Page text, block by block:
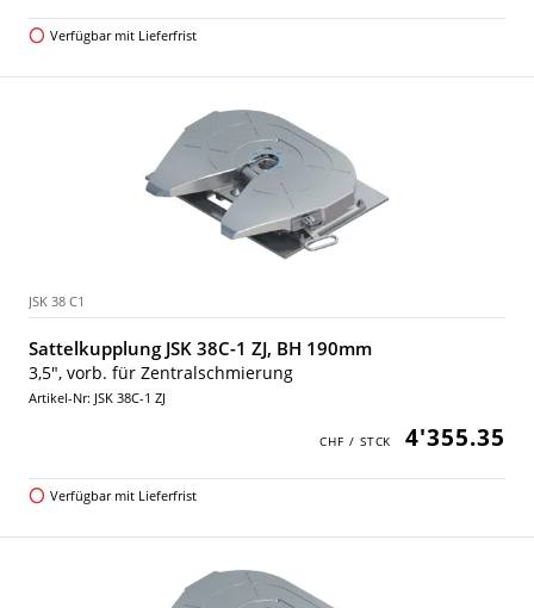
Verfügbar mit Lieferfrist
JSK 38 C1
Sattelkupplung JSK 38C-1 ZJ, BH 190mm
3,5", vorb. für Zentralschmierung
Artikel-Nr: JSK 38C-1 ZJ
4'355.35
Verfügbar mit Lieferfrist